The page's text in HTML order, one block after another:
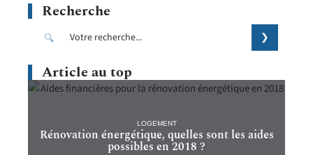
Recherche
Article au top
LOGEMENT
Rénovation énergétique, quelles sont les aides
possibles en 2018 ?